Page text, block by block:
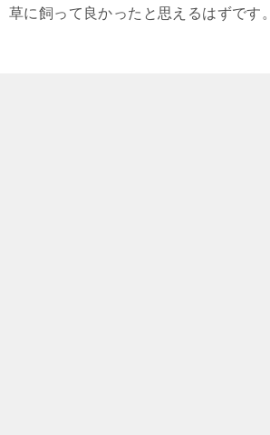
草に飼って良かったと思えるはずです。